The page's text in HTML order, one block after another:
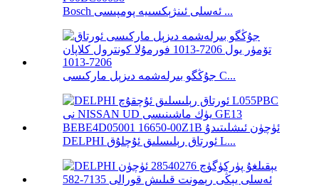
Bosch ئەسلى ئىنژېكسىيە پومپىسى ...
جۇڭگو بىرلەشمە دىزېل ماركىسى C...
DELPHI ئورتاق رېلىسلىق ئۇچلۇق L...